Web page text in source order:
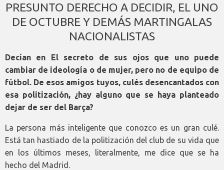
PRESUNTO DERECHO A DECIDIR, EL UNO
DE OCTUBRE Y DEMÁS MARTINGALAS
NACIONALISTAS
Decían en El secreto de sus ojos que uno puede
cambiar de ideología o de mujer, pero no de equipo de
fútbol. De esos amigos tuyos, culés desencantados con
esa politización, ¿hay alguno que se haya planteado
dejar de ser del Barça?
La persona más inteligente que conozco es un gran culé.
Está tan hastiado de la politización del club de su vida que
en los últimos meses, literalmente, me dice que se ha
hecho del Madrid.